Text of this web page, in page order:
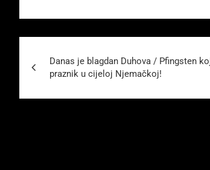
Danas je blagdan Duhova / Pfingsten
praznik u cijeloj Njemačkoj!